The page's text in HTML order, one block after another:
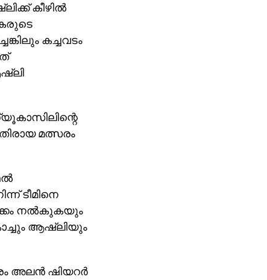
കീഴില്‍
കച്ചവടം
മത്സരം
ടീമിനെ
നല്‍കുകയും
ആഷ്‌ലിയും
അലന്‍ ഷിയറര്‍